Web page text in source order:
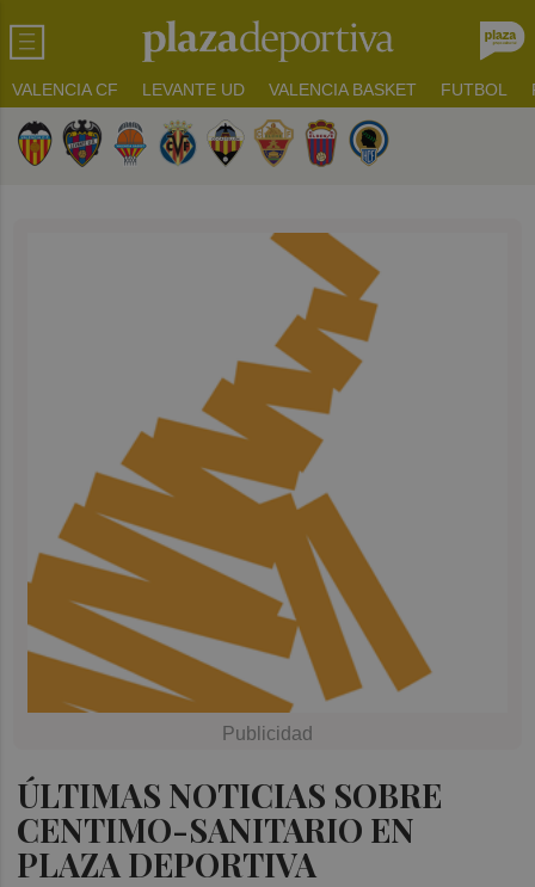
VALENCIA CF LEVANTE UD VALENCIA BASKET FUTBOL
ÚLTIMAS NOTICIAS SOBRE
CENTIMO-SANITARIO EN
PLAZA DEPORTIVA